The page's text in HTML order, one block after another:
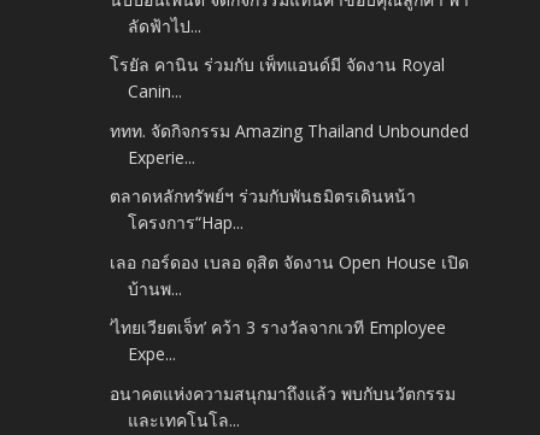
ลัดฟ้าไป...
โรยัล คานิน ร่วมกับ เพ็ทแอนด์มี จัดงาน Royal
Canin...
ททท. จัดกิจกรรม Amazing Thailand Unbounded
Experie...
ตลาดหลักทรัพย์ฯ ร่วมกับพันธมิตรเดินหน้า
โครงการ“Hap...
เลอ กอร์ดอง เบลอ ดุสิต จัดงาน Open House เปิด
บ้านพ...
‘ไทยเวียตเจ็ท’ คว้า 3 รางวัลจากเวที Employee
Expe...
อนาคตแห่งความสนุกมาถึงแล้ว พบกับนวัตกรรม
และเทคโนโล...